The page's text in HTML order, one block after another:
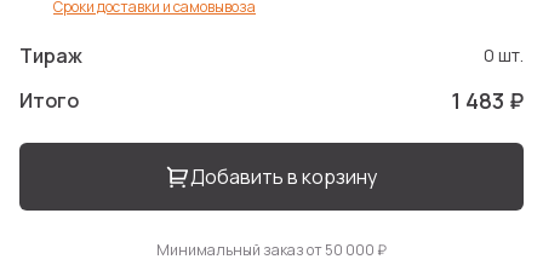
Сроки доставки и самовывоза
Тираж 0 шт.
Итого 1 483 ₽
Добавить в корзину
Минимальный заказ от 50 000 ₽